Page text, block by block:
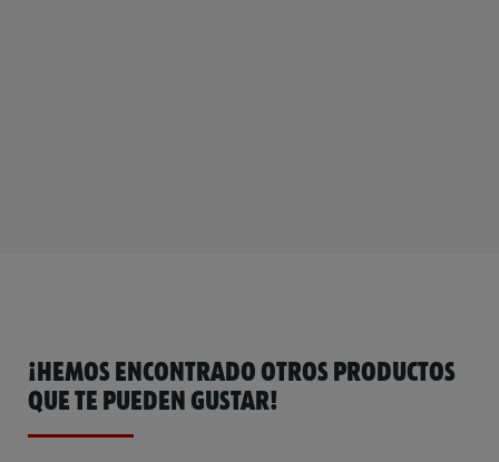
¡HEMOS ENCONTRADO OTROS PRODUCTOS
QUE TE PUEDEN GUSTAR!